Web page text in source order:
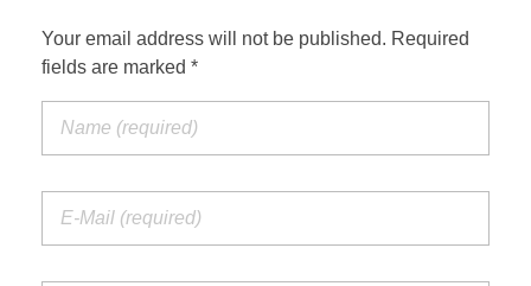
Your email address will not be published. Required
fields are marked *